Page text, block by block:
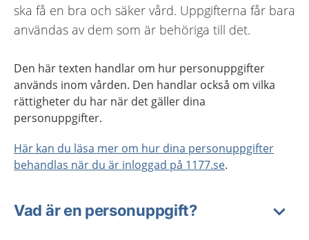
ska få en bra och säker vård. Uppgifterna får bara
användas av dem som är behöriga till det.
Den här texten handlar om hur personuppgifter
används inom vården. Den handlar också om vilka
rättigheter du har när det gäller dina
personuppgifter.
Här kan du läsa mer om hur dina personuppgifter
behandlas när du är inloggad på 1177.se.
Vad är en personuppgift?